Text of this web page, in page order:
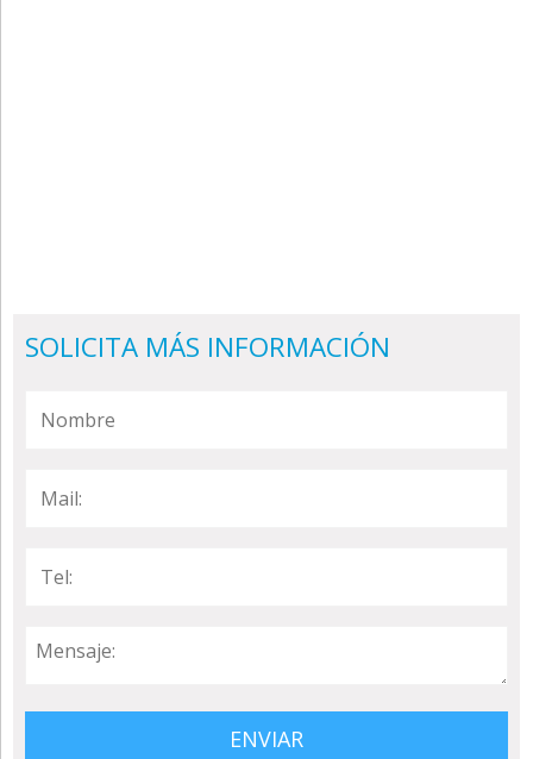
SOLICITA MÁS INFORMACIÓN